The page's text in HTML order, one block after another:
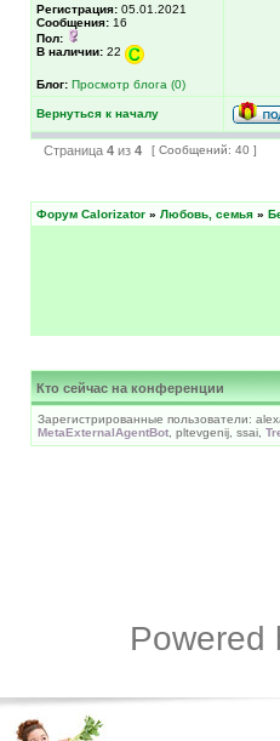
Регистрация: 05.01.2021
Сообщения: 16
Пол:
В наличии: 22
Блог: Просмотр блога (0)
Вернуться к началу
Страница 4 из 4 [ Сообщений: 40 ]
Форум Calorizator » Любовь, семья »
Кто сейчас на конференции
Зарегистрированные пользователи:
MetaExternalAgentBot , pltevgenij, ssai,
Powered